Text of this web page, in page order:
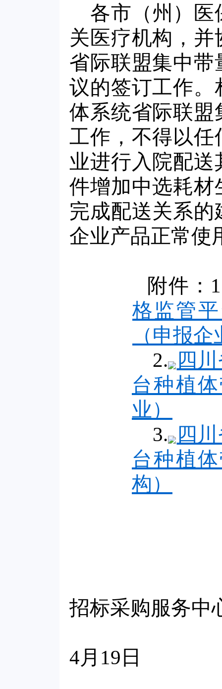
各市（州）
关医疗机构，
省际联盟集中
议的签订工作
体系统省际联
工作，不得以
业进行入院配
件增加中选耗
完成配送关系
企业产品正常使
附件：
格监管
（申报
2. 四
台种植
业）
3. 四
台种植
构）
招标采购服务
4月19日